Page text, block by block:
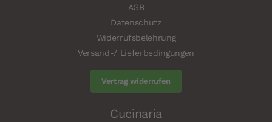
AGB
Datenschutz
Widerrufsbelehrung
Versand-/ Lieferbedingungen
Vertrag widerrufen
Cucinaria